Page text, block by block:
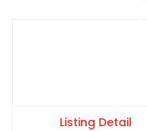
Listing Detail